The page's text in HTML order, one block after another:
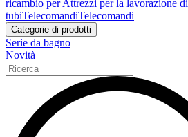
ricambio per Attrezzi per la lavorazione di
tubiTelecomandiTelecomandi
Categorie di prodotti
Serie da bagno
Novità